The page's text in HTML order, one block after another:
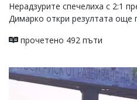
Нерадзурите спечелиха с 2:1
Димарко откри резултата още
прочетено 492 пъти